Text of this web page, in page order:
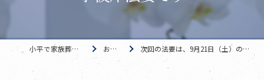
小平で家族葬なら 法善寺 おしらせ 次回の法要は、9月21日（土）の秋季彼岸法要です